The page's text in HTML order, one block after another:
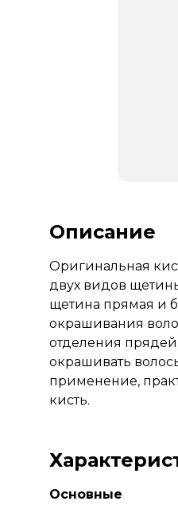
Описание
Оригинальная
двух видов
щетина прямая и
окрашивания
отделения
окрашивать
применение,
кисть.
Основные